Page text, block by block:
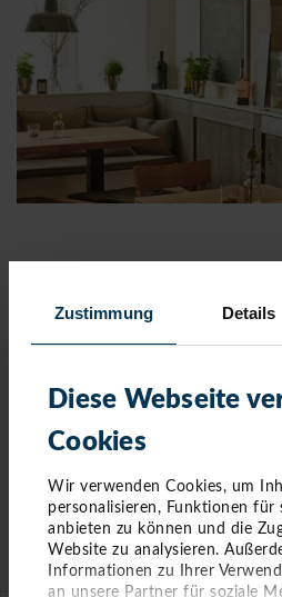
Zustimmung Details
Diese Webseite
Cookies
Wir verwenden Cookies, um
personalisieren, Funktionen für
anbieten zu können und die
Website zu analysieren.
Informationen zu Ihrer
an unsere Partner für soziale